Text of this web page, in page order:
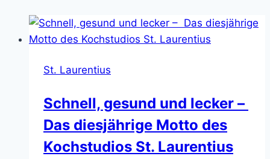
St. Laurentius
Schnell, gesund und lecker –
Das diesjährige Motto des
Kochstudios St. Laurentius